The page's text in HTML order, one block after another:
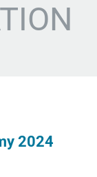
2024